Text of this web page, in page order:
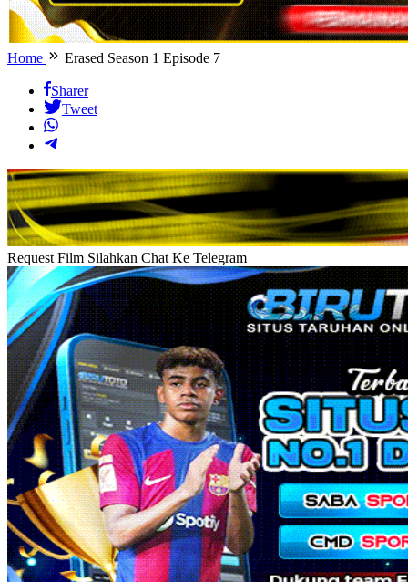
Home Erased Season 1 Episode 7
Sharer
Tweet
Request Film Silahkan Chat Ke Telegram